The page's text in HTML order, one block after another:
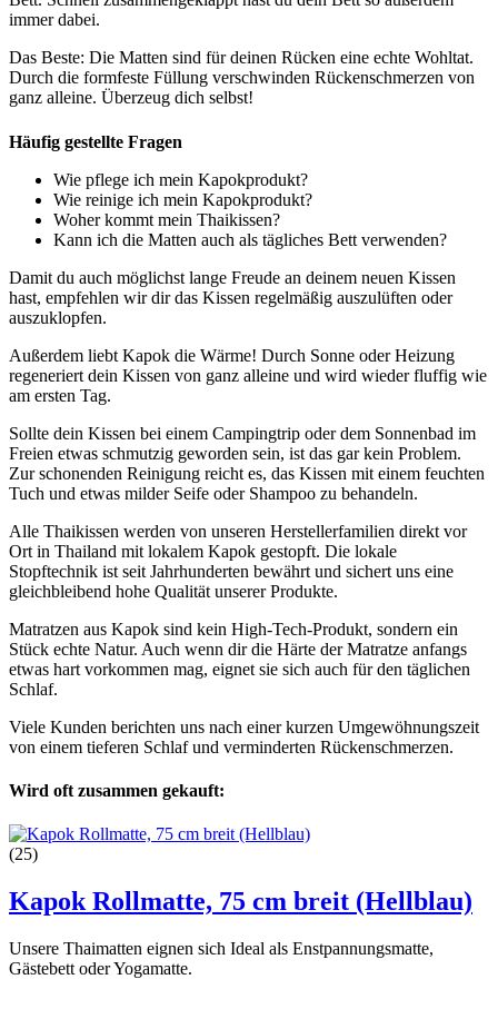
immer dabei.
Das Beste: Die Matten sind für deinen Rücken eine echte Wohltat.
Durch die formfeste Füllung verschwinden Rückenschmerzen von
ganz alleine. Überzeug dich selbst!
Häufig gestellte Fragen
Wie pflege ich mein Kapokprodukt?
Wie reinige ich mein Kapokprodukt?
Woher kommt mein Thaikissen?
Kann ich die Matten auch als tägliches Bett verwenden?
Damit du auch möglichst lange Freude an deinem neuen Kissen
hast, empfehlen wir dir das Kissen regelmäßig auszulüften oder
auszuklopfen.
Außerdem liebt Kapok die Wärme! Durch Sonne oder Heizung
regeneriert dein Kissen von ganz alleine und wird wieder fluffig wie
am ersten Tag.
Sollte dein Kissen bei einem Campingtrip oder dem Sonnenbad im
Freien etwas schmutzig geworden sein, ist das gar kein Problem.
Zur schonenden Reinigung reicht es, das Kissen mit einem feuchten
Tuch und etwas milder Seife oder Shampoo zu behandeln.
Alle Thaikissen werden von unseren Herstellerfamilien direkt vor
Ort in Thailand mit lokalem Kapok gestopft. Die lokale
Stopftechnik ist seit Jahrhunderten bewährt und sichert uns eine
gleichbleibend hohe Qualität unserer Produkte.
Matratzen aus Kapok sind kein High-Tech-Produkt, sondern ein
Stück echte Natur. Auch wenn dir die Härte der Matratze anfangs
etwas hart vorkommen mag, eignet sie sich auch für den täglichen
Schlaf.
Viele Kunden berichten uns nach einer kurzen Umgewöhnungszeit
von einem tieferen Schlaf und verminderten Rückenschmerzen.
Wird oft zusammen gekauft:
(25)
Kapok Rollmatte, 75 cm breit (Hellblau)
Unsere Thaimatten eignen sich Ideal als Enstpannungsmatte,
Gästebett oder Yogamatte.